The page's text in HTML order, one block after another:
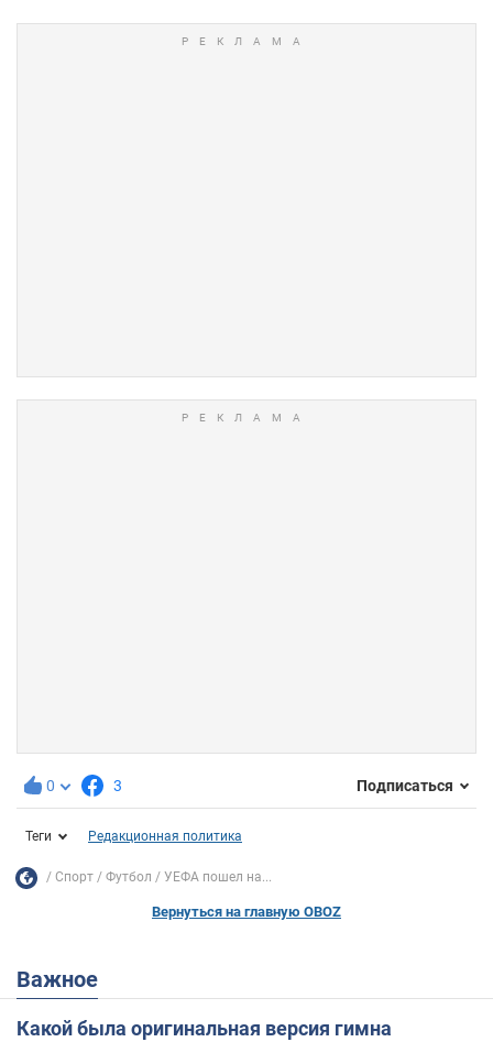
0 3 Подписаться
Теги Редакционная политика
Спорт Футбол УЕФА пошел на...
Вернуться на главную OBOZ
Важное
Какой была оригинальная версия гимна